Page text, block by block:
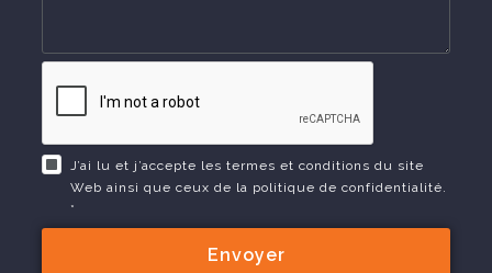
J’ai lu et j’accepte les termes et conditions du site
Web ainsi que ceux de la politique de confidentialité.
*
Envoyer